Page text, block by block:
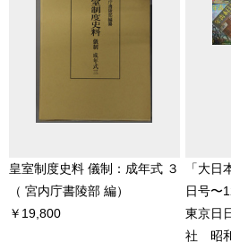
皇室制度史料 儀制：成年式 ３
（ 宮内庁書陵部 編）
￥19,800
「大
日号〜
東京日
社 昭